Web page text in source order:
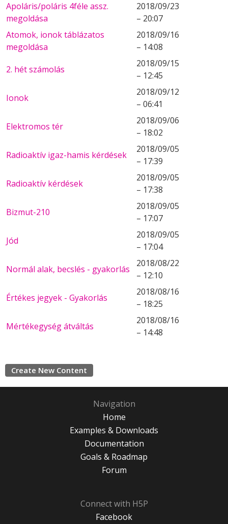
Apoláris/poláris 4féle assz.
megoldása
2018/09/23
– 20:07
Atomok, ionok táblázatos
megoldása
2018/09/16
– 14:08
2. hét számolás
2018/09/15
– 12:45
Ionok
2018/09/12
– 06:41
Elektromos tér
2018/09/06
– 18:02
Radioaktív igaz-hamis kérdések
2018/09/05
– 17:39
Radioaktív kérdések
2018/09/05
– 17:38
Bizmut-210
2018/09/05
– 17:07
Jód
2018/09/05
– 17:04
Normál alak, becslés - gyakorlás
2018/08/22
– 12:10
Értékes jegyek - Gyakorlás
2018/08/16
– 18:25
Mértékegység átváltás
2018/08/16
– 14:48
Create New Content
Navigation
Home
Examples & Downloads
Documentation
Goals & Roadmap
Forum
Connect with H5P
Facebook